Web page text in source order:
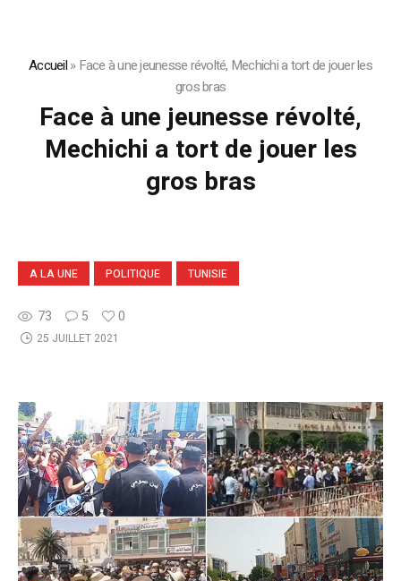
Accueil»Face à une jeunesse révolté, Mechichi a tort de jouer les
gros bras
Face à une jeunesse révolté,
Mechichi a tort de jouer les
gros bras
A LA UNE POLITIQUE TUNISIE
73 5 0
25 JUILLET 2021